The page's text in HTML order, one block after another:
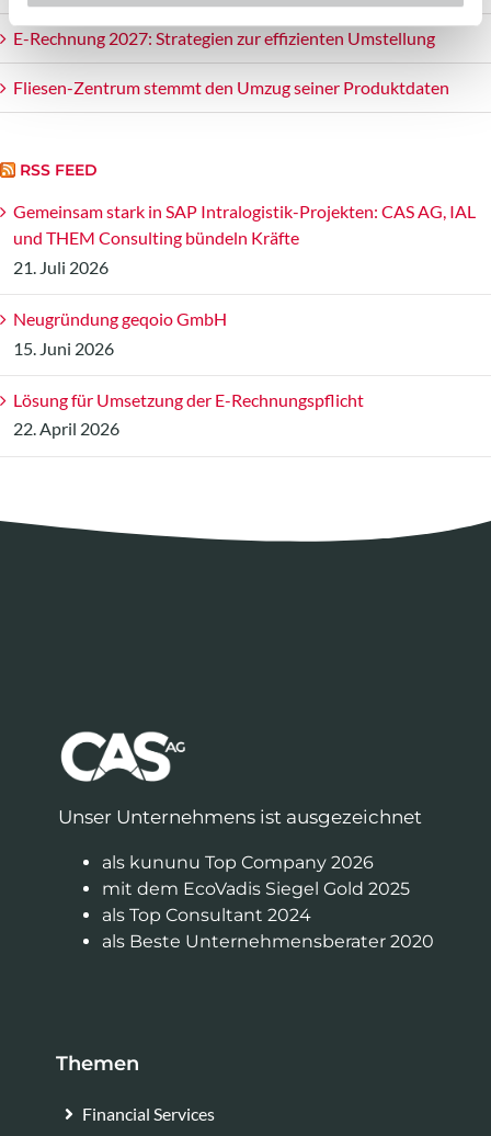
E-Rechnung 2027: Strategien zur effizienten Umstellung
Fliesen-Zentrum stemmt den Umzug seiner Produktdaten
RSS FEED
Gemeinsam stark in SAP Intralogistik-Projekten: CAS AG, IAL
und THEM Consulting bündeln Kräfte
21. Juli 2026
Neugründung geqoio GmbH
15. Juni 2026
Lösung für Umsetzung der E-Rechnungspflicht
22. April 2026
Unser Unternehmens ist ausgezeichnet
als kununu Top Company 2026
mit dem EcoVadis Siegel Gold 2025
als Top Consultant 2024
als Beste Unternehmensberater 2020
Themen
Financial Services